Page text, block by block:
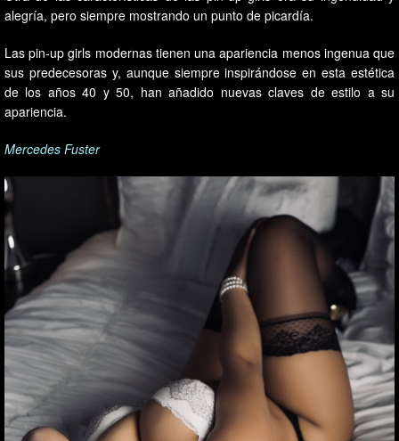
alegría, pero siempre mostrando un punto de picardía.
Las pin-up girls modernas tienen una apariencia menos ingenua que
sus predecesoras y, aunque siempre inspirándose en esta estética
de los años 40 y 50, han añadido nuevas claves de estilo a su
apariencia.
Mercedes Fuster